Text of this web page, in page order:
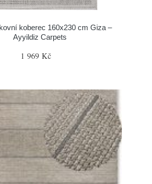
koberec 160x230 cm Giza –
Ayyildiz Carpets
1 969 Kč